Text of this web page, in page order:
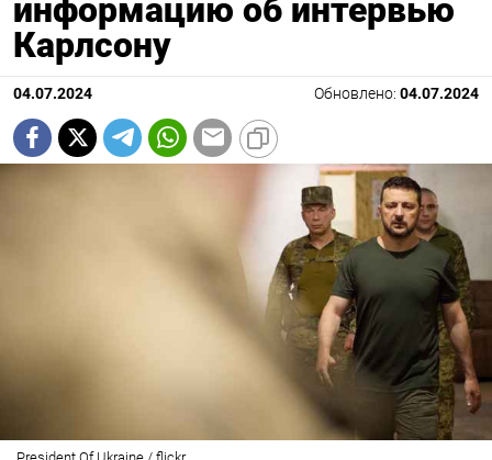
информацию об интервью
Карлсону
04.07.2024 Обновлено: 04.07.2024